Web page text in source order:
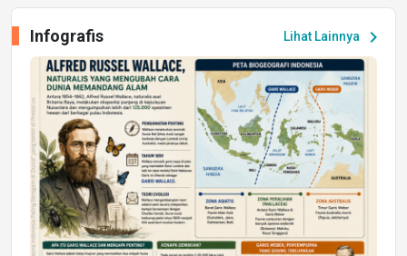
Peluang Kerja dan Magang
Jumat, 17 Jul 2026 22:30
DAERAH
Astra Motor Kalimantan Timur 2 Dukung
Mahasiswa Samarinda dalam Astra
Honda SDGs Future Leaders 2026
Jumat, 10 Jul 2026 19:01
Lihat Lainnya chevron_right
Infografis